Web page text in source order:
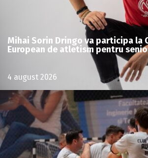
Mihai Sorin Dringo va participa la
European de atletism pentru
4 august 2026